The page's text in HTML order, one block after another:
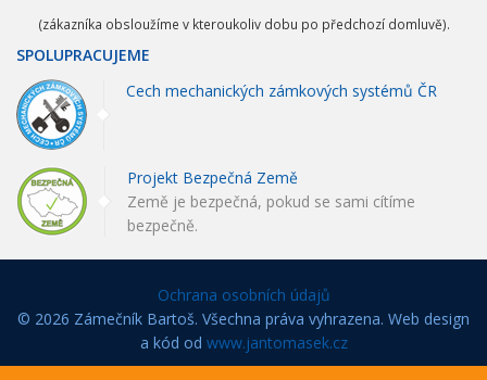
(zákazníka obsloužíme v kteroukoliv dobu po předchozí domluvě).
SPOLUPRACUJEME
Cech mechanických zámkových systémů ČR
Projekt Bezpečná Země
Země je bezpečná, pokud se sami cítíme
bezpečně.
Ochrana osobních údajů
© 2026 Zámečník Bartoš. Všechna práva vyhrazena. Web design
a kód od www.jantomasek.cz